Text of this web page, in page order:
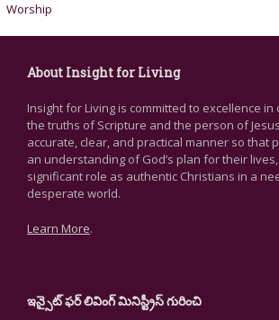
Worship
About Insight for Living
Insight for Living is committed to excellence in
the truths of Scripture and the person of
accurate, clear, and practical manner so that
an understanding of God’s plan for their
significant role as authentic Christians in a
desperate world.
Learn More.
ఇన్సైట్ ఫర్ లివింగ్ మినిస్ట్రీస్ గురించి